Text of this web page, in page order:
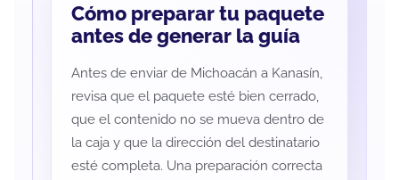
Cómo preparar tu paquete
antes de generar la guía
Antes de enviar de Michoacán a Kanasín,
revisa que el paquete esté bien cerrado,
que el contenido no se mueva dentro de
la caja y que la dirección del destinatario
esté completa. Una preparación correcta